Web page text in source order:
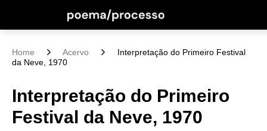
Home Acervo
Interpretação do Primeiro Festival
da Neve, 1970
Interpretação do Primeiro
Festival da Neve, 1970